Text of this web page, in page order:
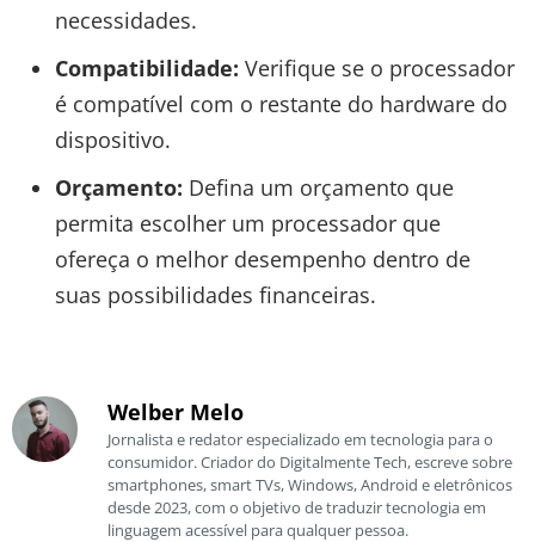
necessidades.
Compatibilidade: Verifique se o processador
é compatível com o restante do hardware do
dispositivo.
Orçamento: Defina um orçamento que
permita escolher um processador que
ofereça o melhor desempenho dentro de
suas possibilidades financeiras.
Welber Melo
Jornalista e redator especializado em tecnologia para o
consumidor. Criador do Digitalmente Tech, escreve sobre
smartphones, smart TVs, Windows, Android e eletrônicos
desde 2023, com o objetivo de traduzir tecnologia em
linguagem acessível para qualquer pessoa.